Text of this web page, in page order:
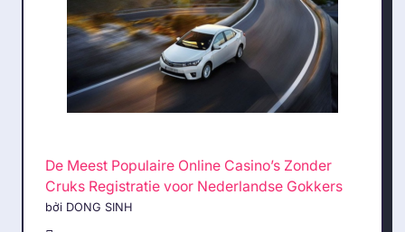
De Meest Populaire Online Casino’s Zonder
Cruks Registratie voor Nederlandse Gokkers
bởi DONG SINH